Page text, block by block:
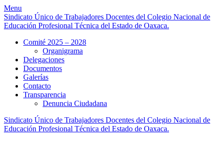
Skip
to
content
Menu
Sindicato Único de Trabajadores Docentes del Colegio Nacional de
Educación Profesional Técnica del Estado de Oaxaca.
Comité 2025 – 2028
Organigrama
Delegaciones
Documentos
Galerías
Contacto
Transparencia
Denuncia Ciudadana
Sindicato Único de Trabajadores Docentes del Colegio Nacional de
Educación Profesional Técnica del Estado de Oaxaca.